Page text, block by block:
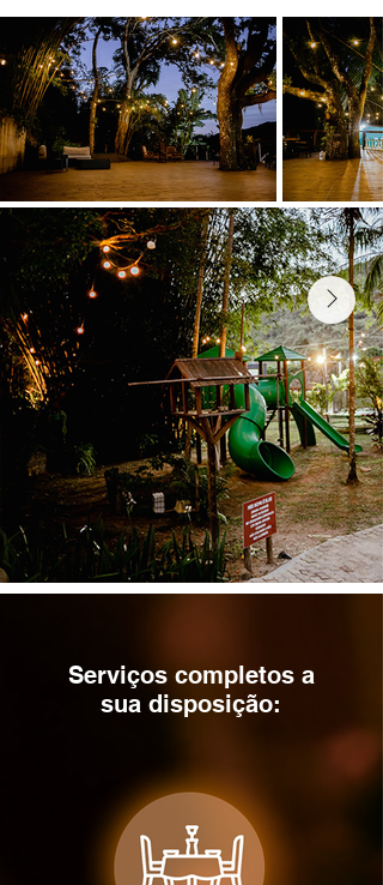
Serviços completos a
sua disposição: